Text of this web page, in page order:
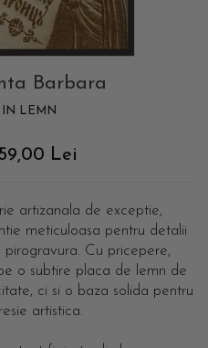
Barbara
IN LEMN
59,00 Lei
artizanala de exceptie,
meticuloasa pentru detalii
Cu pricepere,
o subtire placa de lemn de
ci si o baza solida pentru
artistica.